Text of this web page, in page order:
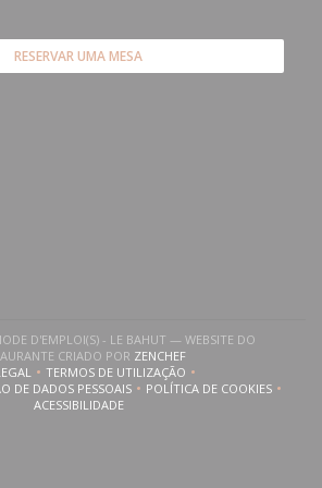
RESERVAR UMA MESA
numa nova janela))
numa nova janela))
((abre numa nova janela))
D'EMPLOI(S) - LE BAHUT — WEBSITE DO
CRIADO POR ZENCHEF((ABRE NUMA NOVA
((ABRE NUMA NOVA JANELA))
TERMOS DE UTILIZAÇÃO((ABRE NUMA NOVA JANELA))
DE DADOS PESSOAIS
((ABRE NUMA NOVA JANELA))POLÍTICA DE COOKIES
((ABRE NUMA
ACESSIBILIDADE((ABRE NUMA NOVA JANELA))